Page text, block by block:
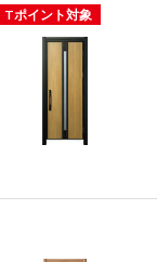
Tポイント対象